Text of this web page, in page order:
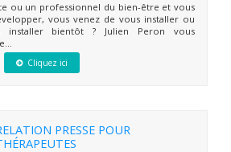
ou un professionnel du bien-être et vous
vous venez de vous installer ou
installer bientôt ? Julien Peron vous
Cliquez ici
PRESSE POUR